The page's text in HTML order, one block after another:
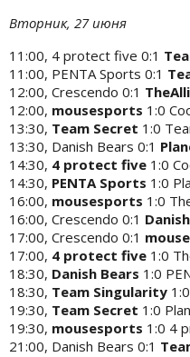
Вторник, 27 июня
11:00, 4 protect five 0:1
11:00, PENTA Sports 0:1
12:00, Crescendo 0:1
12:00, mousesports 1:0
13:30, Team Secret 1:0
13:30, Danish Bears 0:1
14:30, 4 protect five 1:0
14:30, PENTA Sports 1:0
16:00, mousesports 1:0
16:00, Crescendo 0:1
17:00, Crescendo 0:1
17:00, 4 protect five 1:0
18:30, Danish Bears 1:0
18:30, Team Singularity
19:30, Team Secret 1:0
19:30, mousesports 1:0
21:00, Danish Bears 0:1